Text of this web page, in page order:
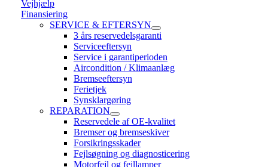
Vejhjælp
Finansiering
SERVICE & EFTERSYN
3 års reservedelsgaranti
Serviceeftersyn
Service i garantiperioden
Aircondition / Klimaanlæg
Bremseeftersyn
Ferietjek
Synsklargøring
REPARATION
Reservedele af OE-kvalitet
Bremser og bremseskiver
Forsikringsskader
Fejlsøgning og diagnosticering
Motorfejl og fejllamper